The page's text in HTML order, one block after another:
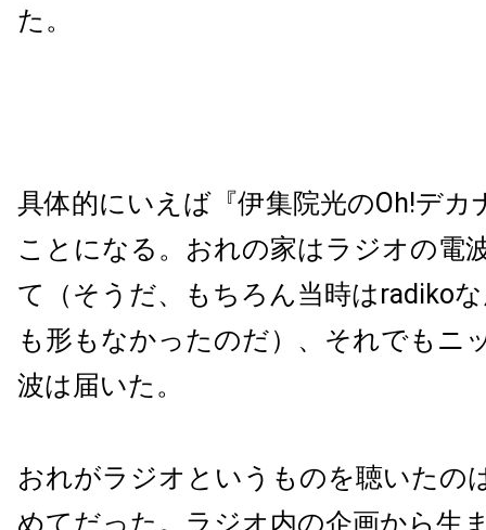
た。
具体的にいえば『伊集院光のOh!デカ
ことになる。おれの家はラジオの電
て（そうだ、もちろん当時はradiko
も形もなかったのだ）、それでもニ
波は届いた。
おれがラジオというものを聴いたの
めてだった。ラジオ内の企画から生